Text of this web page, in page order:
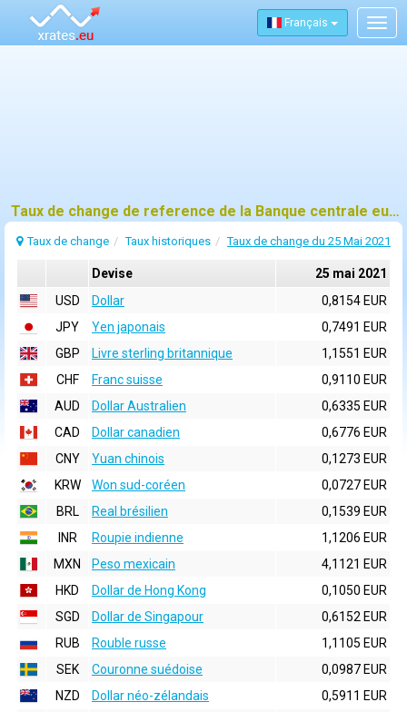
Français
Taux de change de reference de la Banque centrale europeenne (BCE) pour 25 mai 2021
Taux de change Taux historiques Taux de change du 25 Mai 2021
Devise
25 mai 2021
USD
Dollar
0,8154 EUR
JPY
Yen japonais
0,7491 EUR
GBP
Livre sterling britannique
1,1551 EUR
CHF
Franc suisse
0,9110 EUR
AUD
Dollar Australien
0,6335 EUR
CAD
Dollar canadien
0,6776 EUR
CNY
Yuan chinois
0,1273 EUR
KRW
Won sud-coréen
0,0727 EUR
BRL
Real brésilien
0,1539 EUR
INR
Roupie indienne
1,1206 EUR
MXN
Peso mexicain
4,1121 EUR
HKD
Dollar de Hong Kong
0,1050 EUR
SGD
Dollar de Singapour
0,6152 EUR
RUB
Rouble russe
1,1105 EUR
SEK
Couronne suédoise
0,0987 EUR
NZD
Dollar néo-zélandais
0,5911 EUR